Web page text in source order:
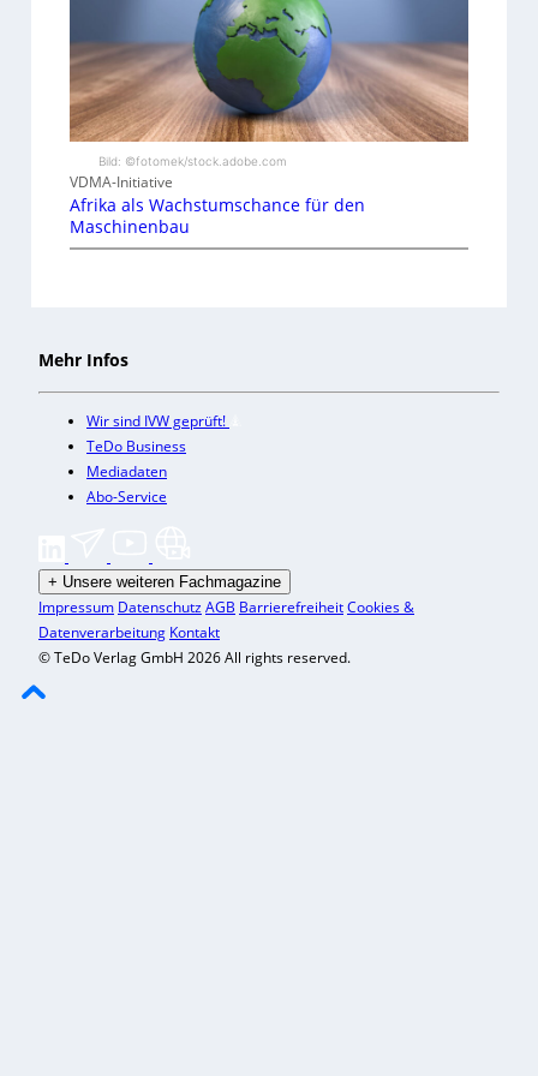
Bild: ©fotomek/stock.adobe.com
VDMA-Initiative
Afrika als Wachstumschance für den
Maschinenbau
Mehr Infos
Wir sind IVW geprüft!
TeDo Business
Mediadaten
Abo-Service
+ Unsere weiteren Fachmagazine
Impressum DatenschutzAGB BarrierefreiheitCookies &
Datenverarbeitung Kontakt
© TeDo Verlag GmbH 2026 All rights reserved.